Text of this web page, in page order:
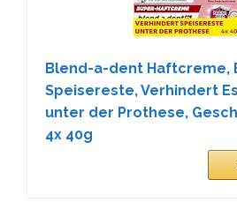
Blend-a-dent Haftcreme,
Speisereste, Verhindert
unter der Prothese,
4x 40g